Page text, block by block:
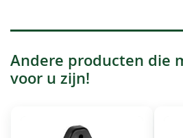
Andere producten die
voor u zijn!